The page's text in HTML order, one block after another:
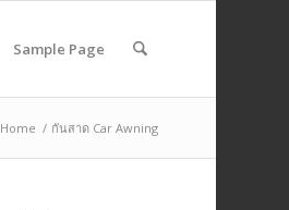
Sample Page
Home / กันสาด Car Awning